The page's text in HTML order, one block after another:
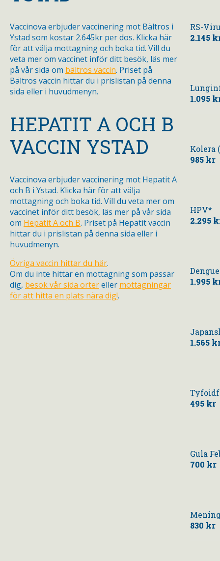
Vaccinova erbjuder vaccinering mot Bältros i
Ystad som kostar 2.645kr per dos. Klicka här
för att välja mottagning och boka tid. Vill du
veta mer om vaccinet inför ditt besök, läs mer
på vår sida om bältros vaccin. Priset på
Bältros vaccin hittar du i prislistan på denna
sida eller i huvudmenyn.
HEPATIT A OCH B
VACCIN YSTAD
Vaccinova erbjuder vaccinering mot Hepatit A
och B i Ystad. Klicka här för att välja
mottagning och boka tid. Vill du veta mer om
vaccinet inför ditt besök, läs mer på vår sida
om Hepatit A och B. Priset på Hepatit vaccin
hittar du i prislistan på denna sida eller i
huvudmenyn.
Övriga vaccin hittar du här.
Om du inte hittar en mottagning som passar
dig, besök vår sida ortereller mottagningar
för att hitta en plats nära dig!.
RS-
2.145
1.095
Kolera
985 kr
HPV*
2.295
1.995
1.565
495 kr
Gula
700 kr
830 kr